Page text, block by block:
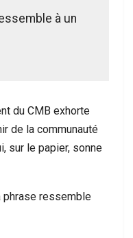
à un
du CMB exhorte
de la communauté
sur le papier, sonne
phrase ressemble